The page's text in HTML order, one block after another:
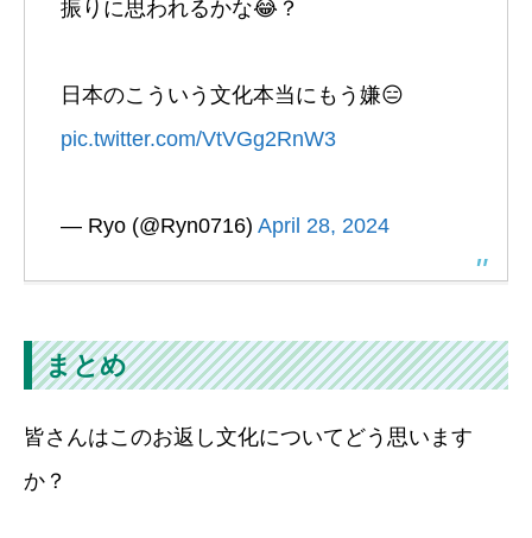
振りに思われるかな😂？
日本のこういう文化本当にもう嫌😑
pic.twitter.com/VtVGg2RnW3
— Ryo (@Ryn0716) April 28, 2024
まとめ
皆さんはこのお返し文化についてどう思います
か？